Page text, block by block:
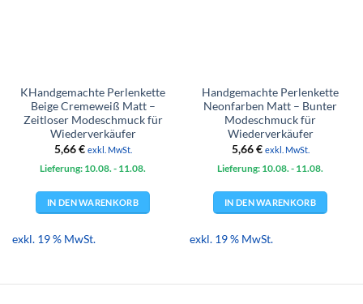
KHandgemachte Perlenkette
Beige Cremeweiß Matt –
Zeitloser Modeschmuck für
Wiederverkäufer
5,66€ exkl. MwSt.
Lieferung: 10.08. - 11.08.
IN DEN WARENKORB
exkl. 19 % MwSt.
Handgemachte Perlenkette
Neonfarben Matt – Bunter
Modeschmuck für
Wiederverkäufer
5,66€ exkl. MwSt.
Lieferung: 10.08. - 11.08.
IN DEN WARENKORB
exkl. 19 % MwSt.